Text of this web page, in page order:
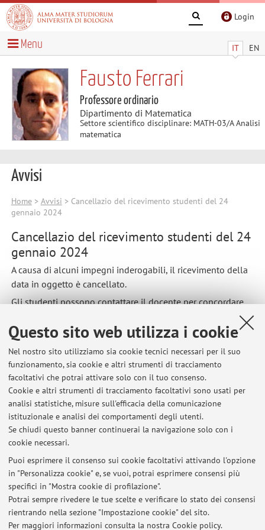
Questo sito web utilizza i cookie
Nel nostro sito utilizziamo sia cookie tecnici necessari per il suo
funzionamento, sia cookie e altri strumenti di tracciamento
facoltativi che potrai attivare solo con il tuo consenso.
Cookie e altri strumenti di tracciamento facoltativi sono usati per
analisi statistiche, misure sull'efficacia della comunicazione
istituzionale e analisi dei comportamenti degli utenti.
Se chiudi questo banner continuerai la navigazione solo con i
cookie necessari.
Puoi esprimere il consenso sui cookie facoltativi attivando l'opzione
in "Personalizza cookie" e, se vuoi, potrai esprimere consensi più
specifici in "Mostra cookie di profilazione".
Potrai sempre rivedere le tue scelte e verificare lo stato dei consensi
rientrando nella sezione "Impostazione cookie" del sito.
Per maggiori informazioni consulta la nostra Cookie policy.
Login
IT EN
Menu
Fausto Ferrari
Professore ordinario
Dipartimento di Matematica
Settore scientifico disciplinare: MATH-03/A Analisi
matematica
Avvisi
Home> Avvisi > Cancellazio del ricevimento studenti del 24
gennaio 2024
Cancellazio del ricevimento studenti del 24
gennaio 2024
A causa di alcuni impegni inderogabili, il ricevimento della
data in oggetto è cancellato.
Gli studenti possono contattare il docente per concordare
Pubblicato il: 22 gennaio 2024
Ultimi avvisi
Ricevimento studenti
Pubblicato il: 31 luglio 2026
Rinvio del ricevimento studenti
Pubblicato il: 18 febbraio 2026
Posticipazione del ricevimento studenti
Pubblicato il: 30 settembre 2025